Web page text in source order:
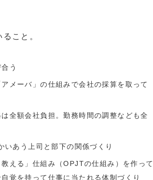
こと。
う
メーバ」の仕組みで会社の採算を取って
全額会社負担。勤務時間の調整なども全
あう上司と部下の関係づくり
える」仕組み（OPJTの仕組み）を作って
覚を持って仕事に当たれる体制づくり